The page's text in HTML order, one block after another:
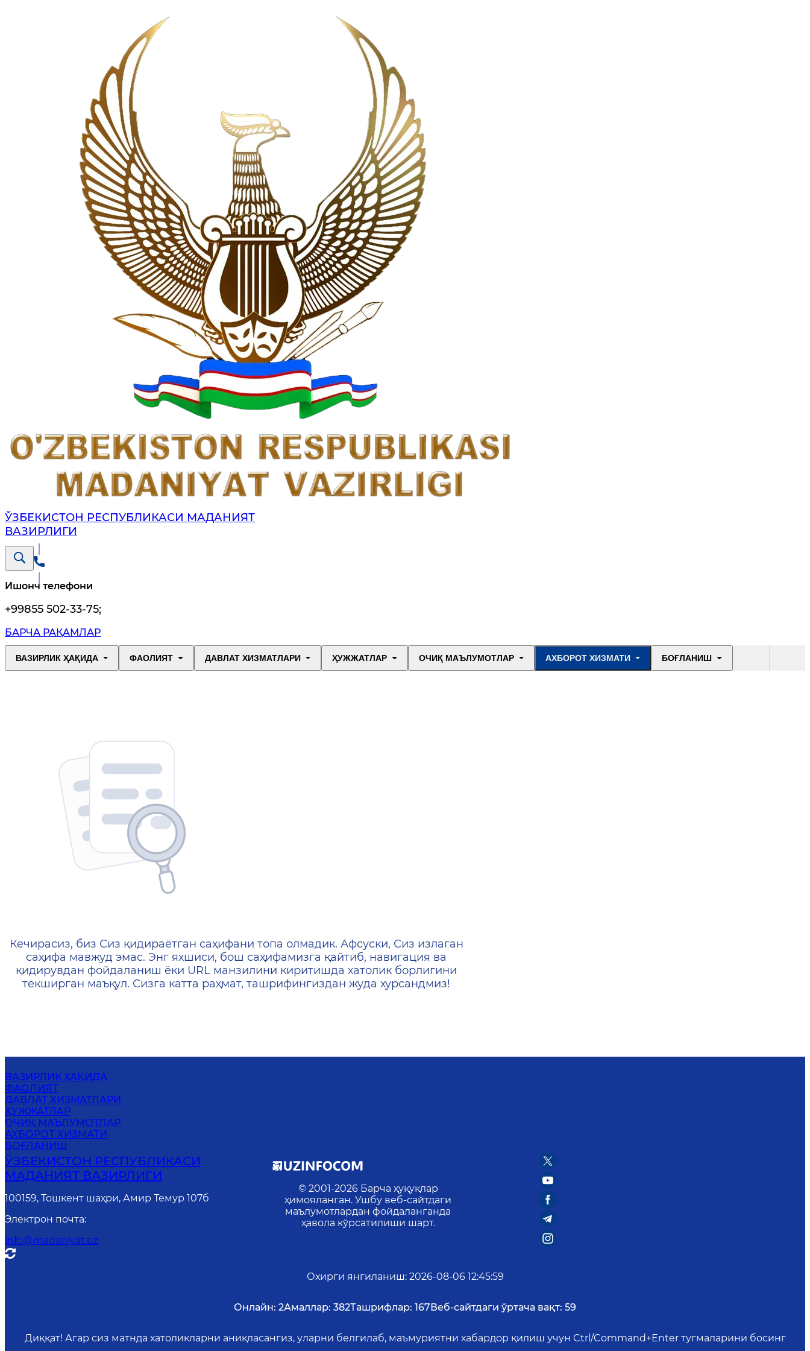
ЎЗБЕКИСТОН РЕСПУБЛИКАСИ МАДАНИЯТ
ВАЗИРЛИГИ
Ишонч телефони
+99855 502-33-75;
БАРЧА РАҚАМЛАР
ВАЗИРЛИК ҲАҚИДА ФАОЛИЯТ ДАВЛАТ ХИЗМАТЛАРИ ҲУЖЖАТЛАР ОЧИҚ МАЪЛУМОТЛАР АХБОРОТ ХИЗМАТИ БОҒЛАНИШ
404 — Страница не найдена
Кечирасиз, биз Сиз қидираётган саҳифани топа олмадик. Афсуски, Сиз излаган
саҳифа мавжуд эмас. Энг яхшиси, бош саҳифамизга қайтиб, навигация ва
қидирувдан фойдаланиш ёки URL манзилини киритишда хатолик борлигини
текширган маъқул. Сизга катта раҳмат, ташрифингиздан жуда хурсандмиз!
ВАЗИРЛИК ҲАҚИДА
ФАОЛИЯТ
ДАВЛАТ ХИЗМАТЛАРИ
ҲУЖЖАТЛАР
ОЧИҚ МАЪЛУМОТЛАР
АХБОРОТ ХИЗМАТИ
БОҒЛАНИШ
ЎЗБЕКИСТОН РЕСПУБЛИКАСИ
МАДАНИЯТ ВАЗИРЛИГИ
100159, Тошкент шаҳри, Амир Темур 107б
Электрон почта:
info@madaniyat.uz
© 2001-2026 Барча ҳуқуқлар
ҳимояланган. Ушбу веб-сайтдаги
маълумотлардан фойдаланганда
ҳавола кўрсатилиши шарт.
Охирги янгиланиш: 2026-08-06 12:45:59
Онлайн: 2Амаллар: 382Ташрифлар: 167 Веб-сайтдаги ўртача вақт: 59
Диққат! Агар сиз матнда хатоликларни аниқласангиз, уларни белгилаб, маъмуриятни хабардор қилиш учун Ctrl/Command+Enter тугмаларини босинг